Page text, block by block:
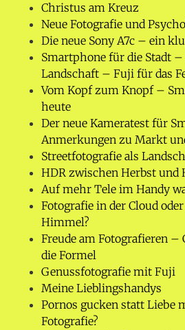
Christus am Kreuz
Neue Fotografie und
Die neue Sony A7c – ein
Smartphone für die Stadt
Landschaft – Fuji für das
Vom Kopf zum Knopf –
heute
Der neue Kameratest für
Anmerkungen zu Markt
Streetfotografie als
HDR zwischen Herbst und
Auf mehr Tele im Handy
Fotografie in der Cloud
Himmel?
Freude am Fotografieren
die Formel
Genussfotografie mit Fuji
Meine Lieblingshandys
Pornos gucken statt Liebe
Fotografie?